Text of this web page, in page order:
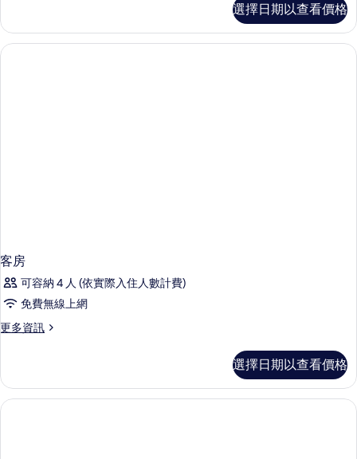
海
景
客
房,
相
選擇日期以查看價格
客房
可容納 4 人 (依實際入住人數計費)
免費無線上網
更多資訊
更
的
詳
情
選擇日期以查看價格